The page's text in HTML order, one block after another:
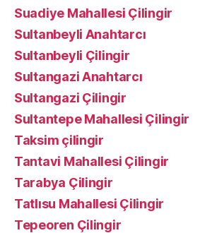
Suadiye Mahallesi Çilingir
Sultanbeyli Anahtarcı
Sultanbeyli Çilingir
Sultangazi Anahtarcı
Sultangazi Çilingir
Sultantepe Mahallesi Çilingir
Taksim çilingir
Tantavi Mahallesi Çilingir
Tarabya Çilingir
Tatlısu Mahallesi Çilingir
Tepeoren Çilingir